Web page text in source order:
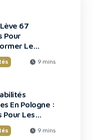
67
Pour
Le
Client
9 mins
En Pologne :
Pour Les
Tech
9 mins